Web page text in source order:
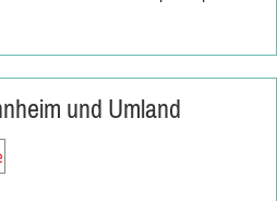
und Umland